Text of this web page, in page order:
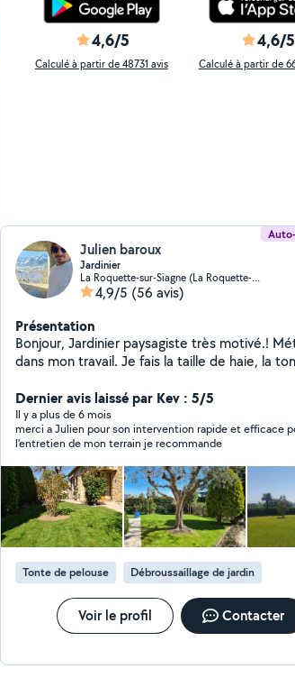
4,6/5
Calculé à partir de 48731 avis
4,6/5
Calculé à partir de
Julien baroux
Jardinier
La Roquette-sur-Siagne (La Roquette-sur-Siagne)
4,9/5 (56 avis)
Présentation
Bonjour, Jardinier paysagiste très motivé.! Méticuleux
dans mon travail. Je fais la taille de haie, la tonte, je
souffler les allées. déplacement et devis
Secteur de grasse à vallauris. Mon abonnement ne me
permet pas de répondre au demande hors de
périmètre. cordialement.
Dernier avis laissé par Kev : 5/5
Il y a plus de 6 mois
merci a Julien pour son intervention rapide et efficace
l'entretien de mon terrain je recommande
Tonte de pelouse Débroussaillage de jardin
Voir le profil Contacter